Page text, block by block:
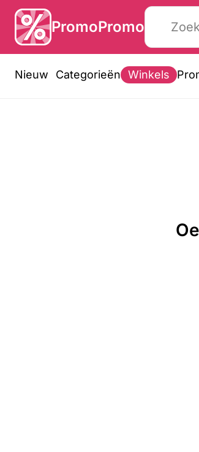
PromoPromo
Nieuw Categorieën Winkels